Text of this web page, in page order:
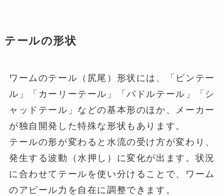
テールの形状
ワームのテール（尻尾）形状には、「ピンテー
ル」「カーリーテール」「パドルテール」「シ
ャッドテール」などの基本形のほか、メーカー
が独自開発した特殊な形状もあります。
テールの形が変わると水流の受け方が変わり、
発生する波動（水押し）に変化が出ます。状況
に合わせてテールを使い分けることで、ワーム
のアピール力を自在に調整できます。